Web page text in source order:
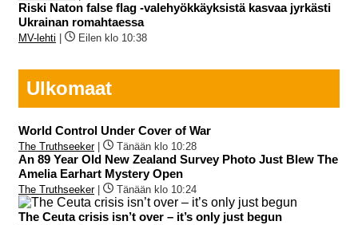
Riski Naton false flag -valehyökkäyksistä kasvaa jyrkästi
Ukrainan romahtaessa
MV-lehti Eilen klo 10:38
Ulkomaat
World Control Under Cover of War
The Truthseeker| Tänään klo 10:28
An 89 Year Old New Zealand Survey Photo Just Blew The
Amelia Earhart Mystery Open
The Truthseeker| Tänään klo 10:24
The Ceuta crisis isn’t over – it’s only just begun